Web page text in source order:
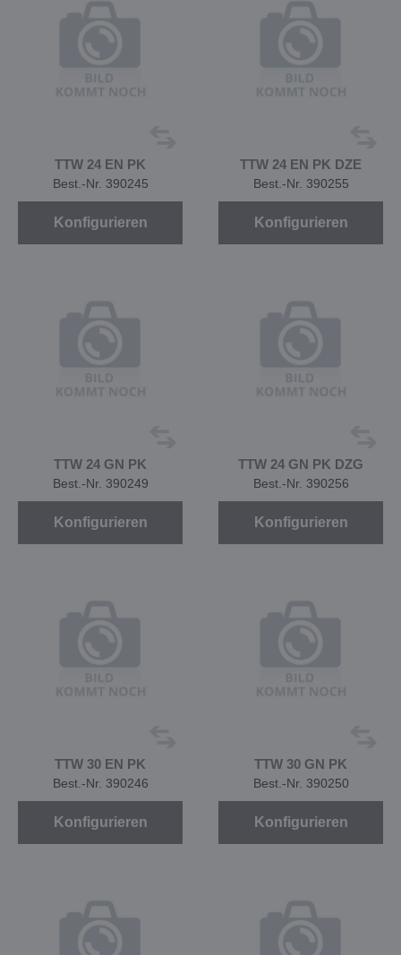
TTW 24 EN PK
Best.-Nr. 390245
Konfigurieren
TTW 24 EN PK DZE
Best.-Nr. 390255
Konfigurieren
TTW 24 GN PK
Best.-Nr. 390249
Konfigurieren
TTW 24 GN PK DZG
Best.-Nr. 390256
Konfigurieren
TTW 30 EN PK
Best.-Nr. 390246
Konfigurieren
TTW 30 GN PK
Best.-Nr. 390250
Konfigurieren